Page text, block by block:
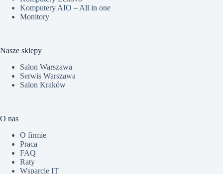
Komputery AIO – All in one
Monitory
Nasze sklepy
Salon Warszawa
Serwis Warszawa
Salon Kraków
O nas
O firmie
Praca
FAQ
Raty
Wsparcie IT